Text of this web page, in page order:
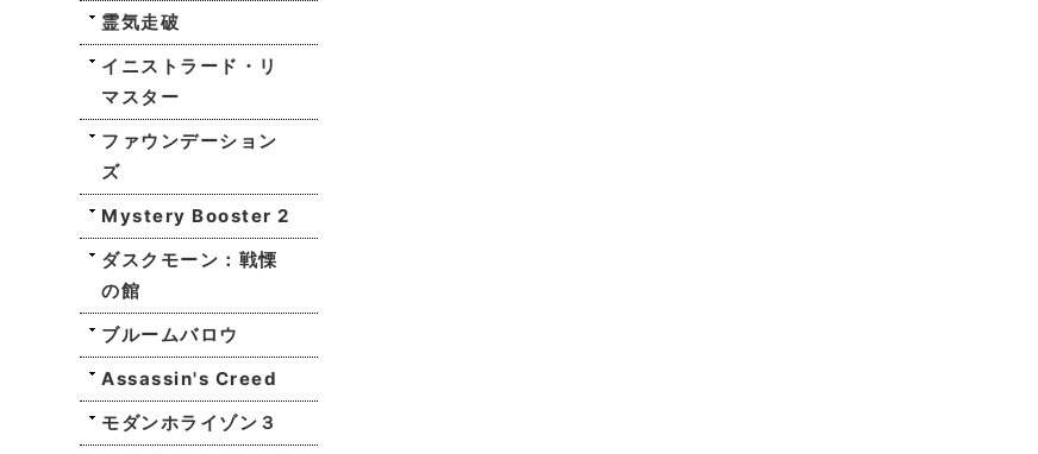
霊気走破
イニストラード・リ
マスター
ファウンデーション
ズ
Mystery Booster 2
ダスクモーン：戦慄
の館
ブルームバロウ
Assassin's Creed
モダンホライゾン３